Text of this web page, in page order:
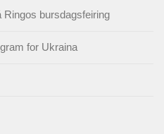
Ringos bursdagsfeiring
for Ukraina